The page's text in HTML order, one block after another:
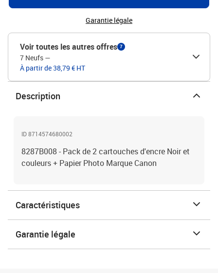
Garantie légale
Voir toutes les autres offres 7
7 Neufs —
À partir de 38,79 € HT
Description
ID 8714574680002
8287B008 - Pack de 2 cartouches d'encre Noir et
couleurs + Papier Photo Marque Canon
Caractéristiques
Garantie légale